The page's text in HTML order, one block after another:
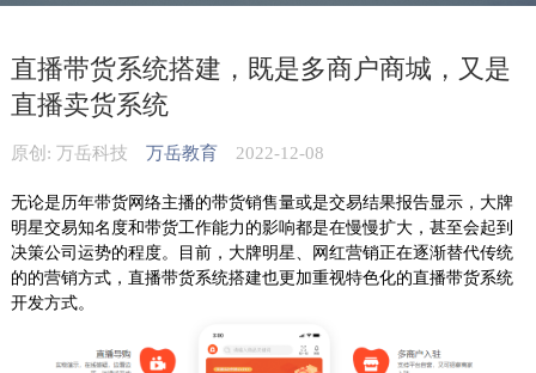
直播带货系统搭建，既是多商户商城，又是
直播卖货系统
原创: 万岳科技 万岳教育2022-12-08
无论是历年带货网络主播的带货销售量或是交易结果报告显示，大牌
明星交易知名度和带货工作能力的影响都是在慢慢扩大，甚至会起到
决策公司运势的程度。目前，大牌明星、网红营销正在逐渐替代传统
的的营销方式，直播带货系统搭建也更加重视特色化的直播带货系统
开发方式。